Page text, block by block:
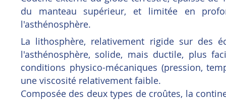
du manteau supérieur, et limitée en
l'asthénosphère.
La lithosphère, relativement rigide sur des
l'asthénosphère, solide, mais ductile, plus
conditions physico-mécaniques (pression,
une viscosité relativement faible.
Composée des deux types de croûtes, la